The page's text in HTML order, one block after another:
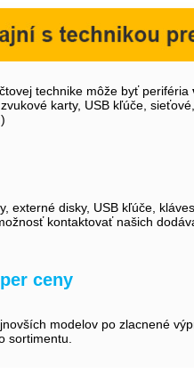
technike môže byť periféria
karty, USB kľúče,
externé disky, USB kľúče,
kontaktovať našich
ceny
modelov po zlacnené
sortimentu.